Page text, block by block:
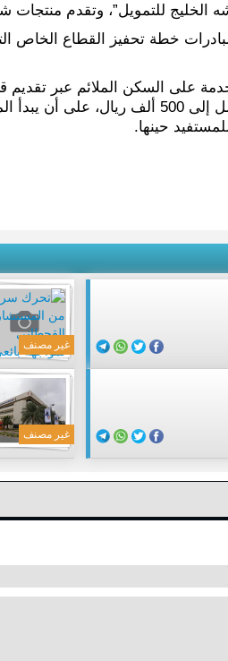
الخليج للتمويل”، وتقدم
خطة تحفيز القطاع الخاص
غير مصنف
غير مصنف